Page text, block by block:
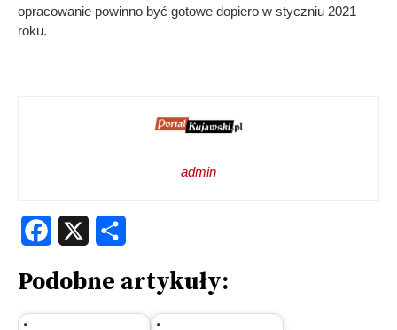
opracowanie powinno być gotowe dopiero w styczniu 2021
roku.
admin
Facebook
Podobne artykuły: